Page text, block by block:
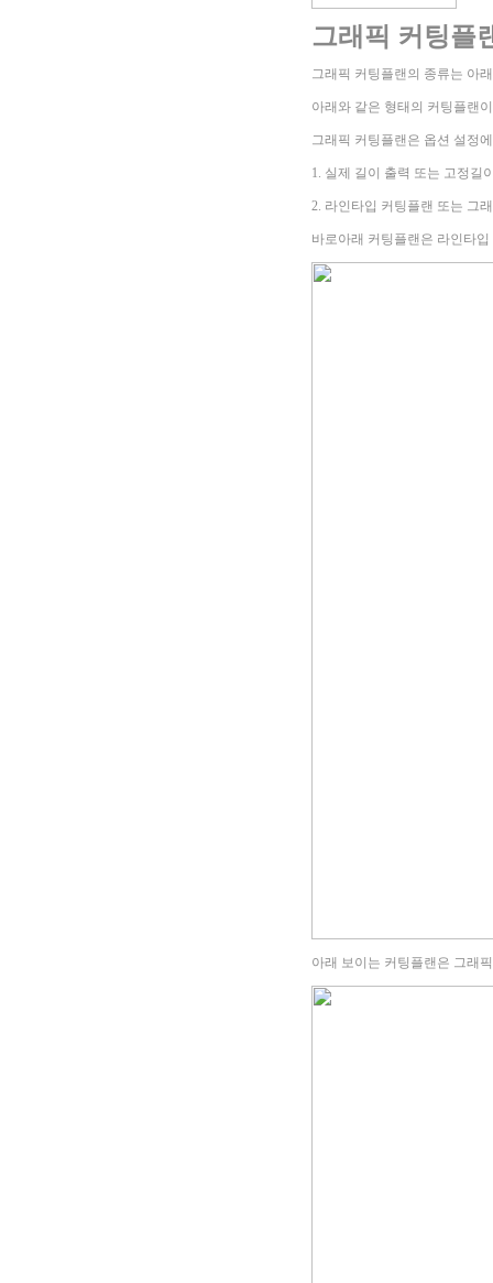
그래픽 커팅플
그래픽 커팅플랜의 종류는 아
아래와 같은 형태의 커팅플랜
그래픽 커팅플랜은 옵션 설정
1. 실제 길이 출력 또는 고정길
2. 라인타입 커팅플랜 또는 그
바로아래 커팅플랜은 라인타
아래 보이는 커팅플랜은 그래